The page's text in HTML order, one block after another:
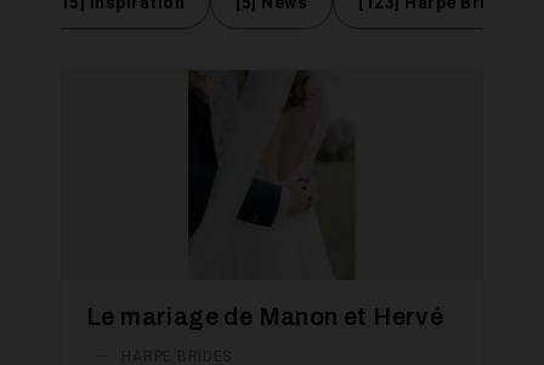
Le mariage de Manon et Hervé